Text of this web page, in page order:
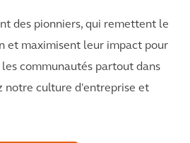
des pionniers, qui remettent le
et maximisent leur impact pour
communautés partout dans
notre culture d'entreprise et